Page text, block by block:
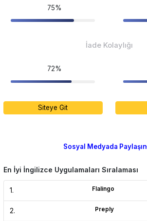
75%
İade Kolaylığı
72%
Siteye Git
Sosyal Medyada Paylaşın
En İyi İngilizce Uygulamaları Sıralaması
1. Flalingo
2. Preply